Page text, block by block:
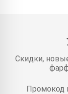
Скидки,
Промокод